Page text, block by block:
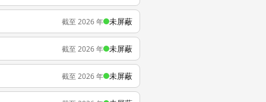
截至 2026 年 未屏蔽
截至 2026 年 未屏蔽
截至 2026 年 未屏蔽